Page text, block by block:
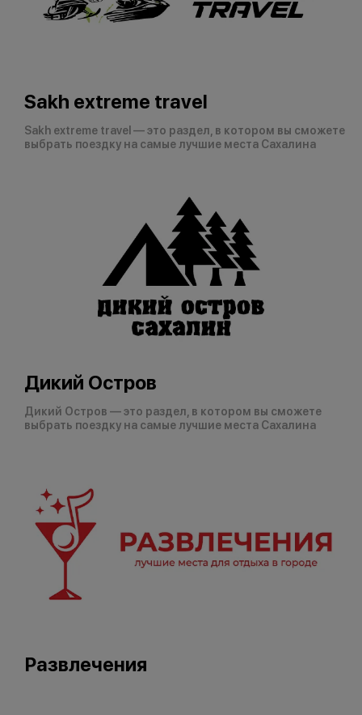
Sakh extreme travel
Sakh extreme travel — это раздел, в котором вы сможете
выбрать поездку на самые лучшие места Сахалина
Дикий Остров
Дикий Остров — это раздел, в котором вы сможете
выбрать поездку на самые лучшие места Сахалина
Развлечения